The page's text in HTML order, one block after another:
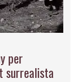
per
surrealista